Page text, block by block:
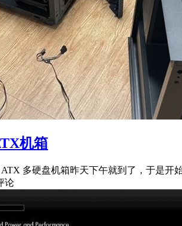
机箱
多硬盘机箱昨天下午就到了，于是
论